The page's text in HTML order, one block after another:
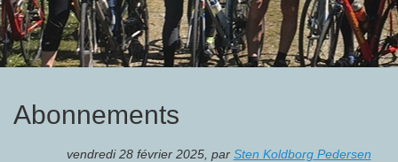
Abonnements
vendredi 28 février 2025, par Sten Koldborg Pedersen